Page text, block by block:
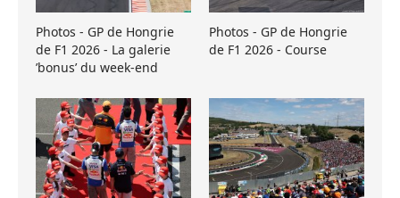
Photos - GP de Hongrie
de F1 2026 - La galerie
’bonus’ du week-end
Photos - GP de Hongrie
de F1 2026 - Course